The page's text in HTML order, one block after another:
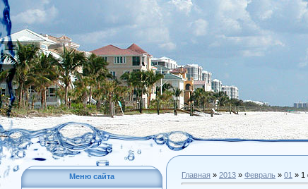
Меню сайта Главная » 2013 » Февраль » 01 » 1